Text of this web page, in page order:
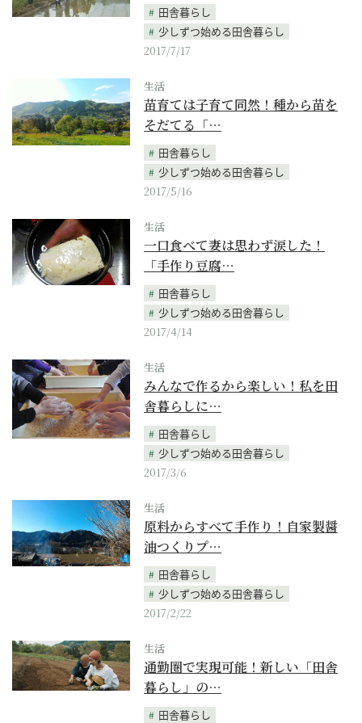
田舎暮らし
少しずつ始める田舎暮らし
2017/7/17
生活
苗育ては子育て同然！種から苗を
そだてる「…
田舎暮らし
少しずつ始める田舎暮らし
2017/5/16
生活
一口食べて妻は思わず涙した！
「手作り豆腐…
田舎暮らし
少しずつ始める田舎暮らし
2017/4/14
生活
みんなで作るから楽しい！私を田
舎暮らしに…
田舎暮らし
少しずつ始める田舎暮らし
2017/3/6
生活
原料からすべて手作り！自家製醤
油つくりプ…
田舎暮らし
少しずつ始める田舎暮らし
2017/2/22
生活
通勤圏で実現可能！新しい「田舎
暮らし」の…
田舎暮らし